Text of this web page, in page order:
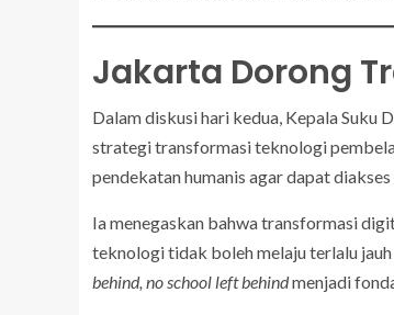
Jakarta Dorong
Dalam diskusi hari kedua, Kepala Suku
strategi transformasi teknologi
pendekatan humanis agar dapat
Ia menegaskan bahwa transformasi
teknologi tidak boleh melaju terlalu
behind, no school left behindmenjadi